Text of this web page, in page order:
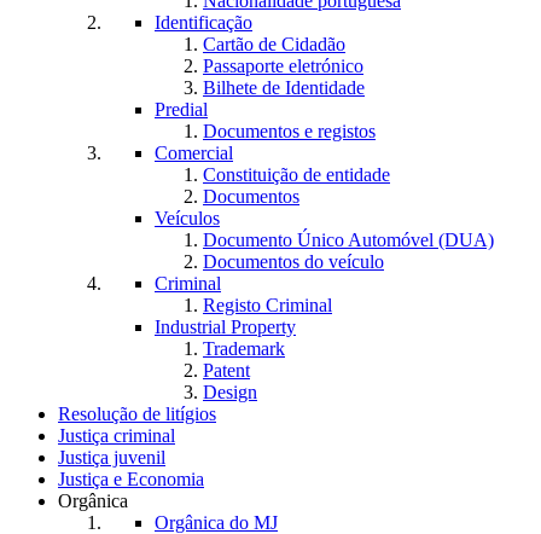
Identificação
Cartão de Cidadão
Passaporte eletrónico
Bilhete de Identidade
Predial
Documentos e registos
Comercial
Constituição de entidade
Documentos
Veículos
Documento Único Automóvel (DUA)
Documentos do veículo
Criminal
Registo Criminal
Industrial Property
Trademark
Patent
Design
Resolução de litígios
Justiça criminal
Justiça juvenil
Justiça e Economia
Orgânica
Orgânica do MJ